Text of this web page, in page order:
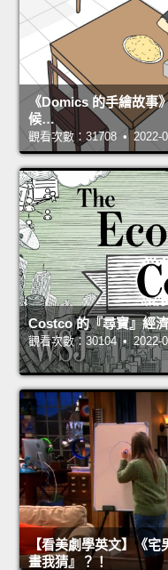
《Domics 的手繪故事
候…
觀看次數：31708 • 2022-
Costco 的『尋寶』經
觀看次數：30104 • 2022-
【看美劇學英文】《宅
畫我猜』？！